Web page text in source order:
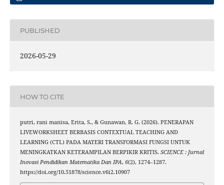
PUBLISHED
2026-05-29
HOW TO CITE
putri, rani manisa, Erita, S., & Gunawan, R. G. (2026). PENERAPAN
LIVEWORKSHEET BERBASIS CONTEXTUAL TEACHING AND
LEARNING (CTL) PADA MATERI TRANSFORMASI FUNGSI UNTUK
MENINGKATKAN KETERAMPILAN BERPIKIR KRITIS. SCIENCE : Jurnal
Inovasi Pendidikan Matematika Dan IPA, 6(2), 1274–1287.
https://doi.org/10.51878/science.v6i2.10907